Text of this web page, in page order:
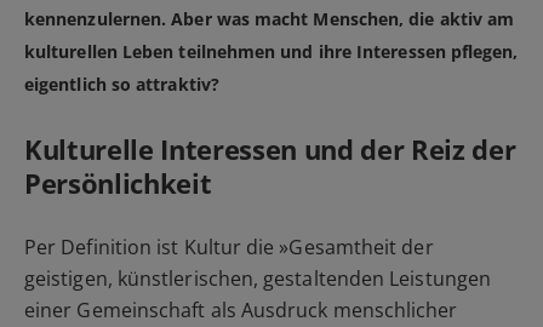
kennenzulernen. Aber was macht Menschen, die aktiv am
kulturellen Leben teilnehmen und ihre Interessen pflegen,
eigentlich so attraktiv?
Kulturelle Interessen und der Reiz der
Persönlichkeit
Per Definition ist Kultur die »Gesamtheit der
geistigen, künstlerischen, gestaltenden Leistungen
einer Gemeinschaft als Ausdruck menschlicher